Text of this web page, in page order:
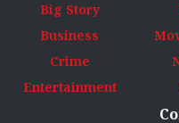
Big Story
Business
Crime
Entertainment